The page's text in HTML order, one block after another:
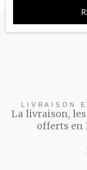
LIVRAISON
La livraison,
offerts en